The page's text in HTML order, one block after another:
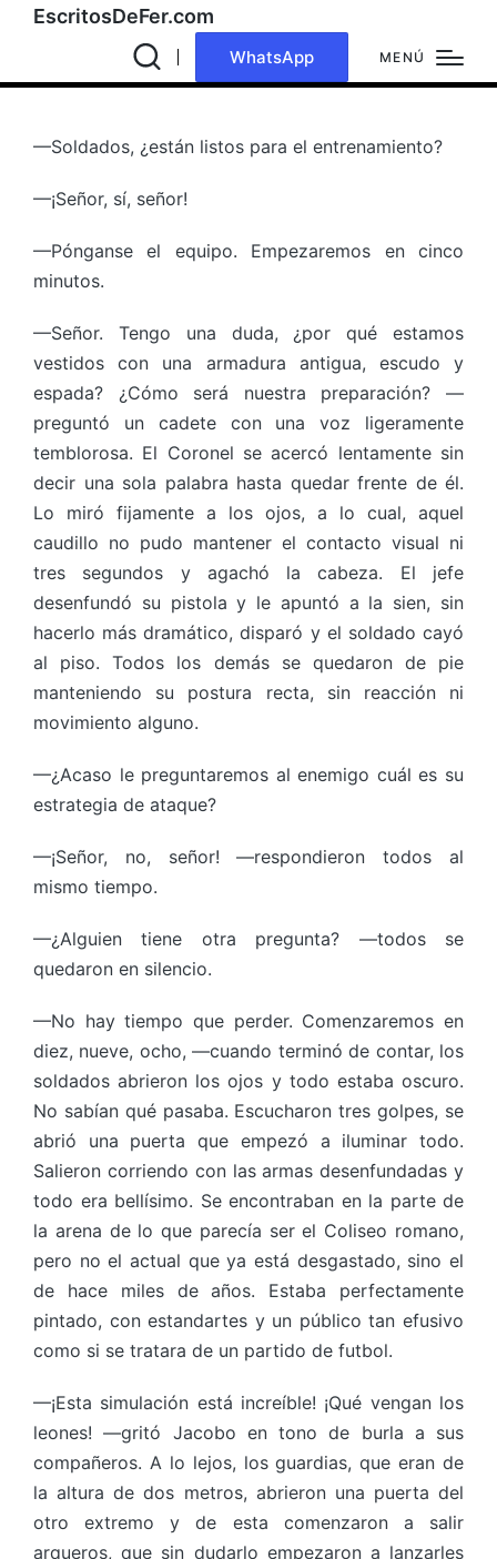
EscritosDeFer.com
WhatsApp MENÚ
—Soldados, ¿están listos para el entrenamiento?
—¡Señor, sí, señor!
—Pónganse el equipo. Empezaremos en cinco
minutos.
—Señor. Tengo una duda, ¿por qué estamos
vestidos con una armadura antigua, escudo y
espada? ¿Cómo será nuestra preparación? —
preguntó un cadete con una voz ligeramente
temblorosa. El Coronel se acercó lentamente sin
decir una sola palabra hasta quedar frente de él.
Lo miró fijamente a los ojos, a lo cual, aquel
caudillo no pudo mantener el contacto visual ni
tres segundos y agachó la cabeza. El jefe
desenfundó su pistola y le apuntó a la sien, sin
hacerlo más dramático, disparó y el soldado cayó
al piso. Todos los demás se quedaron de pie
manteniendo su postura recta, sin reacción ni
movimiento alguno.
—¿Acaso le preguntaremos al enemigo cuál es su
estrategia de ataque?
—¡Señor, no, señor! —respondieron todos al
mismo tiempo.
—¿Alguien tiene otra pregunta? —todos se
quedaron en silencio.
—No hay tiempo que perder. Comenzaremos en
diez, nueve, ocho, —cuando terminó de contar, los
soldados abrieron los ojos y todo estaba oscuro.
No sabían qué pasaba. Escucharon tres golpes, se
abrió una puerta que empezó a iluminar todo.
Salieron corriendo con las armas desenfundadas y
todo era bellísimo. Se encontraban en la parte de
la arena de lo que parecía ser el Coliseo romano,
pero no el actual que ya está desgastado, sino el
de hace miles de años. Estaba perfectamente
pintado, con estandartes y un público tan efusivo
como si se tratara de un partido de futbol.
—¡Esta simulación está increíble! ¡Qué vengan los
leones! —gritó Jacobo en tono de burla a sus
compañeros. A lo lejos, los guardias, que eran de
la altura de dos metros, abrieron una puerta del
otro extremo y de esta comenzaron a salir
arqueros, que sin dudarlo empezaron a lanzarles